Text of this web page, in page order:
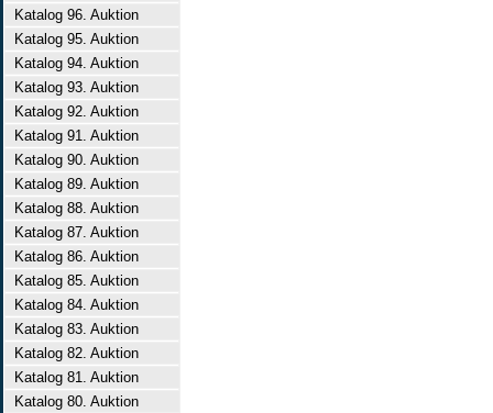
Katalog 96. Auktion
Katalog 95. Auktion
Katalog 94. Auktion
Katalog 93. Auktion
Katalog 92. Auktion
Katalog 91. Auktion
Katalog 90. Auktion
Katalog 89. Auktion
Katalog 88. Auktion
Katalog 87. Auktion
Katalog 86. Auktion
Katalog 85. Auktion
Katalog 84. Auktion
Katalog 83. Auktion
Katalog 82. Auktion
Katalog 81. Auktion
Katalog 80. Auktion